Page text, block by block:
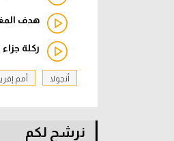
هدف
ركلة
أنجولا أمم
نرشح لكم